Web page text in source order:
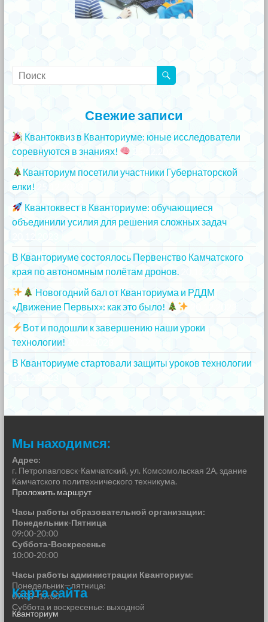
Свежие записи
Квантоквиз в Кванториуме: юные исследователи
соревнуются в знаниях!
Кванториум посетили участники Губернаторской
елки!
Квантоквест в Кванториуме: обучающиеся
объединили усилия для решения сложных задач
В Кванториуме состоялось Первенство Камчатского
края по автономным полётам дронов.
Новогодний бал от Кванториума и РДДМ
«Движение Первых»: как это было!
Вот и подошли к завершению наши уроки
технологии!
В Кванториуме стартовали защиты уроков технологии
Мы находимся:
Адрес:
г. Петропавловск-Камчатский, ул. Комсомольская 2А, здание
Камчатского политехнического техникума.
Проложить маршрут
Часы работы образовательной организации:
Понедельник-Пятница
09:00-20:00
Суббота-Воскресенье
10:00-20:00
Часы работы администрации Кванториум:
Понедельник—пятница:
09:00–17:00
Суббота и воскресенье: выходной
Карта сайта
Кванториум